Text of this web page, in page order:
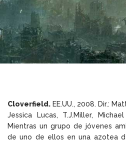
Cloverfield. EE.UU., 2008. Dir.:
Jessica Lucas, T.J.Miller,
Mientras un grupo de jóvenes
de uno de ellos en una azotea